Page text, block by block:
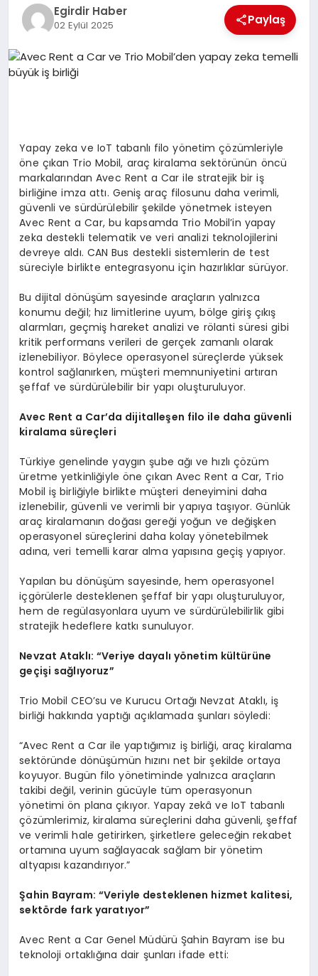
Egirdir Haber
02 Eylül 2025 Paylaş
Yapay zeka ve IoT tabanlı filo yönetim çözümleriyle
öne çıkan Trio Mobil, araç kiralama sektörünün öncü
markalarından Avec Rent a Car ile stratejik bir iş
birliğine imza attı. Geniş araç filosunu daha verimli,
güvenli ve sürdürülebilir şekilde yönetmek isteyen
Avec Rent a Car, bu kapsamda Trio Mobil’in yapay
zeka destekli telematik ve veri analizi teknolojilerini
devreye aldı. CAN Bus destekli sistemlerin de test
süreciyle birlikte entegrasyonu için hazırlıklar sürüyor.
Bu dijital dönüşüm sayesinde araçların yalnızca
konumu değil; hız limitlerine uyum, bölge giriş çıkış
alarmları, geçmiş hareket analizi ve rölanti süresi gibi
kritik performans verileri de gerçek zamanlı olarak
izlenebiliyor. Böylece operasyonel süreçlerde yüksek
kontrol sağlanırken, müşteri memnuniyetini artıran
şeffaf ve sürdürülebilir bir yapı oluşturuluyor.
Avec Rent a Car’da dijitalleşen filo ile daha güvenli
kiralama süreçleri
Türkiye genelinde yaygın şube ağı ve hızlı çözüm
üretme yetkinliğiyle öne çıkan Avec Rent a Car, Trio
Mobil iş birliğiyle birlikte müşteri deneyimini daha
izlenebilir, güvenli ve verimli bir yapıya taşıyor. Günlük
araç kiralamanın doğası gereği yoğun ve değişken
operasyonel süreçlerini daha kolay yönetebilmek
adına, veri temelli karar alma yapısına geçiş yapıyor.
Yapılan bu dönüşüm sayesinde, hem operasyonel
içgörülerle desteklenen şeffaf bir yapı oluşturuluyor,
hem de regülasyonlara uyum ve sürdürülebilirlik gibi
stratejik hedeflere katkı sunuluyor.
Nevzat Ataklı: “Veriye dayalı yönetim kültürüne
geçişi sağlıyoruz”
Trio Mobil CEO’su ve Kurucu Ortağı Nevzat Ataklı, iş
birliği hakkında yaptığı açıklamada şunları söyledi:
“Avec Rent a Car ile yaptığımız iş birliği, araç kiralama
sektöründe dönüşümün hızını net bir şekilde ortaya
koyuyor. Bugün filo yönetiminde yalnızca araçların
takibi değil, verinin gücüyle tüm operasyonun
yönetimi ön plana çıkıyor. Yapay zekâ ve IoT tabanlı
çözümlerimiz, kiralama süreçlerini daha güvenli, şeffaf
ve verimli hale getirirken, şirketlere geleceğin rekabet
ortamına uyum sağlayacak sağlam bir yönetim
altyapısı kazandırıyor.”
Şahin Bayram: “Veriyle desteklenen hizmet kalitesi,
sektörde fark yaratıyor”
Avec Rent a Car Genel Müdürü Şahin Bayram ise bu
teknoloji ortaklığına dair şunları ifade etti: